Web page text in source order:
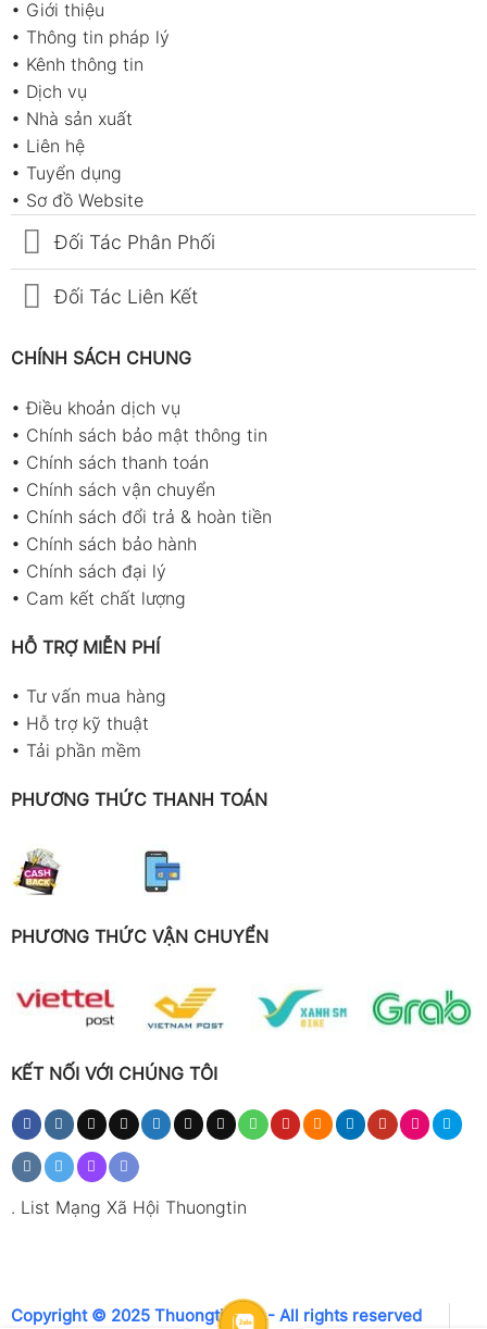
• Giới thiệu
• Thông tin pháp lý
• Kênh thông tin
• Dịch vụ
• Nhà sản xuất
• Liên hệ
• Tuyển dụng
• Sơ đồ Website
Đối Tác Phân Phối
Đối Tác Liên Kết
CHÍNH SÁCH CHUNG
•Điều khoản dịch vụ
• Chính sách bảo mật thông tin
• Chính sách thanh toán
• Chính sách vận chuyển
• Chính sách đổi trả & hoàn tiền
• Chính sách bảo hành
• Chính sách đại lý
• Cam kết chất lượng
HỖ TRỢ MIỄN PHÍ
• Tư vấn mua hàng
• Hỗ trợ kỹ thuật
• Tải phần mềm
PHƯƠNG THỨC THANH TOÁN
PHƯƠNG THỨC VẬN CHUYỂN
KẾT NỐI VỚI CHÚNG TÔI
. List Mạng Xã Hội Thuongtin
Copyright © 2025 Thuongtin.net - All rights reserved